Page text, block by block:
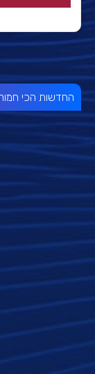
החדשות הכי